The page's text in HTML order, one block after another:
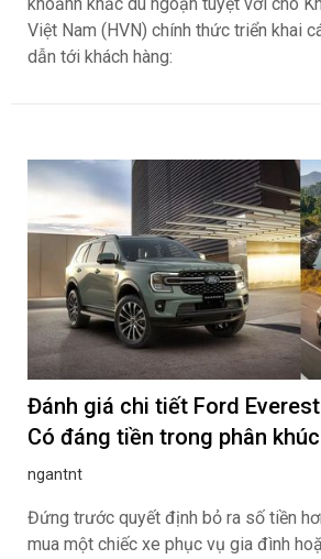
Việt Nam (HVN) chính thức triển khai
dẫn tới khách hàng:
Đánh giá chi tiết Ford
Có đáng tiền trong phân
ngantnt
Đứng trước quyết định bỏ ra số tiền
mua một chiếc xe phục vụ gia đình